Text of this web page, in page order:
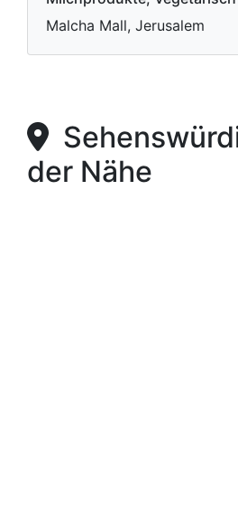
Malcha Mall, Jerusalem
der Nähe